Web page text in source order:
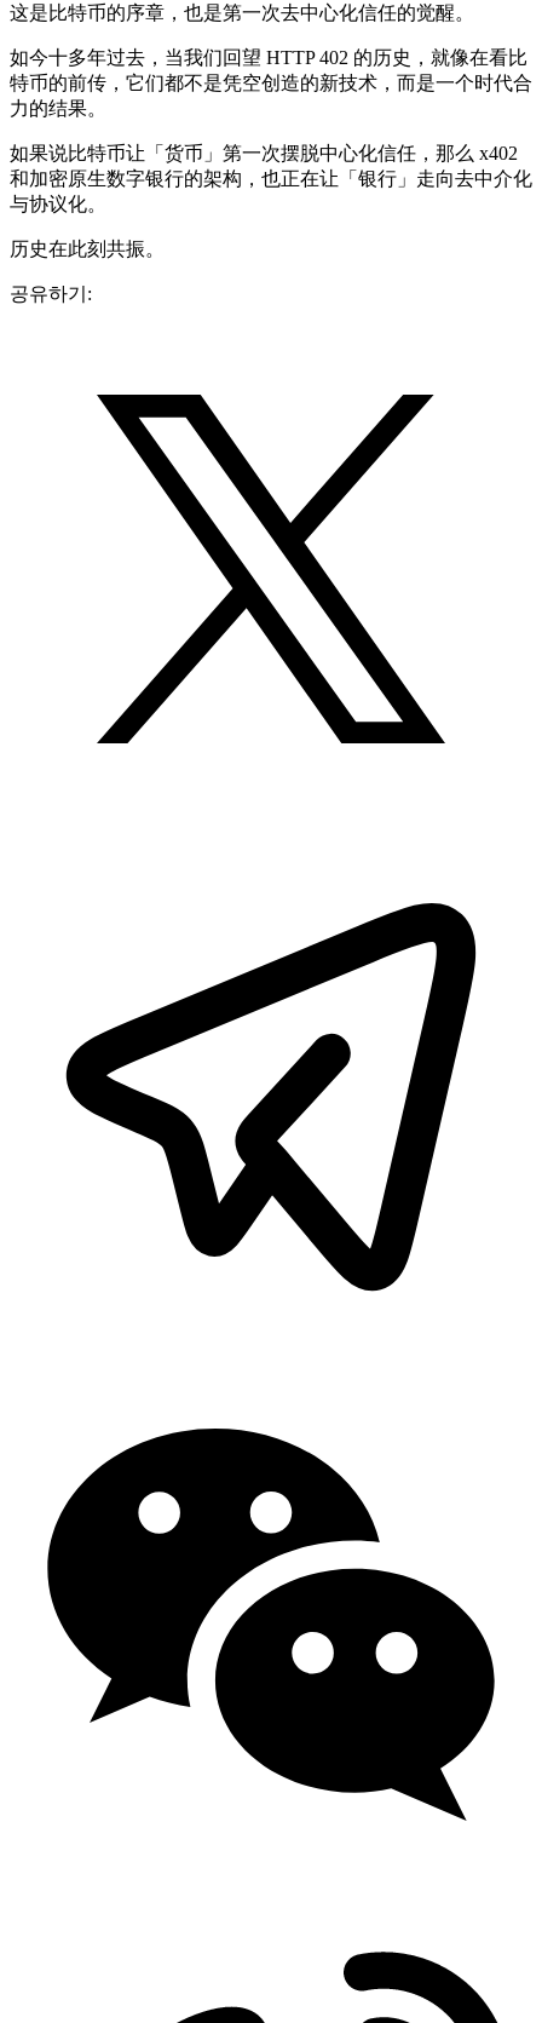
这是比特币的序章，也是第一次去中心化信任的觉醒。
如今十多年过去，当我们回望 HTTP 402 的历史，就像在看比
特币的前传，它们都不是凭空创造的新技术，而是一个时代合
力的结果。
如果说比特币让「货币」第一次摆脱中心化信任，那么 x402
和加密原生数字银行的架构，也正在让「银行」走向去中介化
与协议化。
历史在此刻共振。
공유하기: